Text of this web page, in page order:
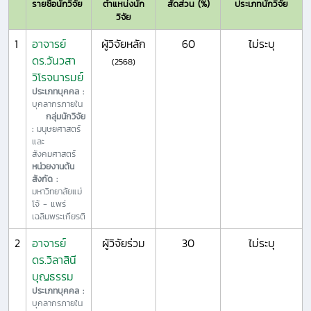
รายชื่อนักวิจัย
ตำแหน่งนัก
วิจัย
สัดส่วน (%) ประเภทนักวิจัย
1
อาจารย์
ดร.วันวสา
วิโรจนารมย์
ประเภทบุคคล :
บุคลากรภายใน
กลุ่มนักวิจัย
: มนุษยศาสตร์
และ
สังคมศาสตร์
หน่วยงานต้น
สังกัด :
มหาวิทยาลัยแม่
โจ้ - แพร่
เฉลิมพระเกียรติ
ผู้วิจัยหลัก
(2568)
60 ไม่ระบุ
2
อาจารย์
ดร.วิลาสินี
บุญธรรม
ประเภทบุคคล :
บุคลากรภายใน
ผู้วิจัยร่วม 30 ไม่ระบุ